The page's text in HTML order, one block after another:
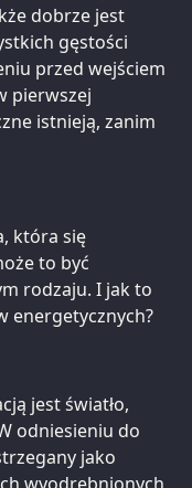
dobrze jest
gęstości
przed wejściem
pierwszej
istnieją, zanim
która się
to być
rodzaju. I jak to
energetycznych?
jest światło,
odniesieniu do
jako